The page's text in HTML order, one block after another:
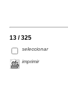
13 / 325
seleccionar
imprimir